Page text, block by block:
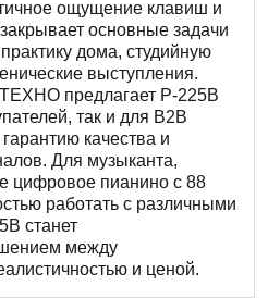
ощущение клавиш и
основные задачи
дома, студийную
выступления.
предлагает P-225B
так и для B2B
качества и
Для музыканта,
цифровое пианино с 88
работать с различными
станет
между
и ценой.